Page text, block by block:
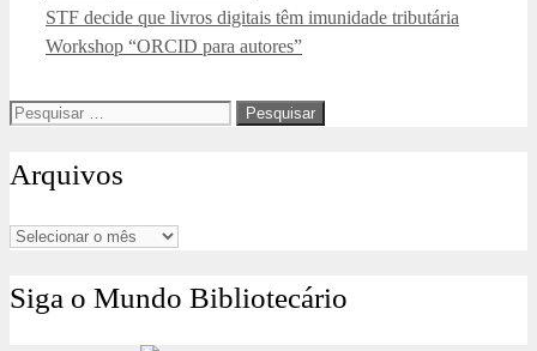
STF decide que livros digitais têm imunidade tributária
Workshop “ORCID para autores”
Pesquisar
Arquivos
Arquivos
Siga o Mundo Bibliotecário